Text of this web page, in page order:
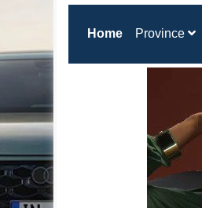
Home(current)
Province